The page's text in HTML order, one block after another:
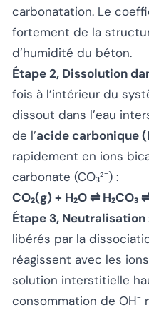
carbonatation. Le
fortement de la
d’humidité du béton.
Étape 2, Dissolution
fois à l’intérieur du
dissout dans l’eau
de l’acide carbonique
rapidement en ions
carbonate (CO₃²⁻) :
CO₂(g) + H₂O ⇌ H₂CO₃
Étape 3, Neutralisation
libérés par la
réagissent avec les
solution interstitielle
consommation de OH⁻